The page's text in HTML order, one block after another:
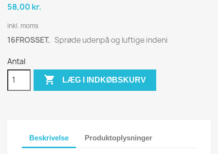
58,00 kr.
Inkl. moms
16FROSSET. Sprøde udenpå og luftige indeni
Antal
 LÆG I INDKØBSKURV
Beskrivelse Produktoplysninger